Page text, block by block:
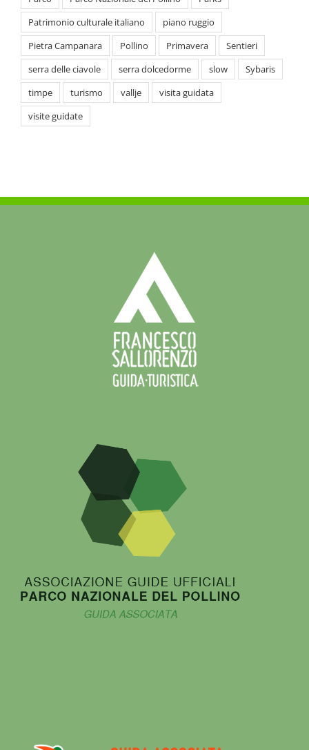
Pietra Campanara
Pollino Primavera
serra delle ciavole
serra dolcedorme slow
Sybaris
timpe
turismo vallje
visita guidata
visite guidate